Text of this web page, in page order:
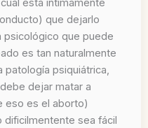
está intimamente
que dejarlo
psicológico que puede
es tan naturalmente
patología psiquiátrica,
dejar matar a
eso es el aborto)
dificilmentente sea fácil